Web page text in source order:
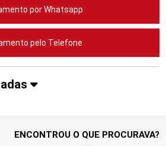
por Whatsapp
pelo Telefone
ENCONTROU O QUE PROCURAVA?